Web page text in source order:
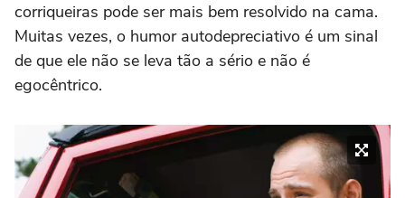
corriqueiras pode ser mais bem resolvido na cama.
Muitas vezes, o humor autodepreciativo é um sinal
de que ele não se leva tão a sério e não é
egocêntrico.